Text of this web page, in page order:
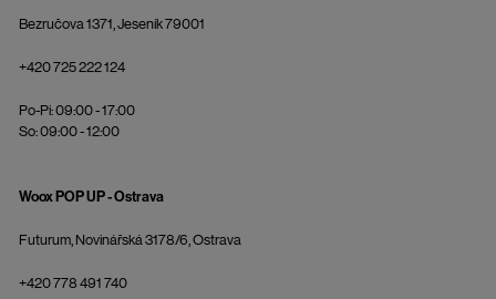
Bezručova 1371, Jeseník 79001
+420 725 222 124
Po-Pi: 09:00 - 17:00
So: 09:00 - 12:00
Woox POP UP - Ostrava
Futurum, Novinářská 3178/6, Ostrava
+420 778 491 740